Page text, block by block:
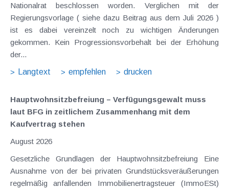
Nationalrat beschlossen worden. Verglichen mit der
Regierungsvorlage ( siehe dazu Beitrag aus dem Juli 2026 )
ist es dabei vereinzelt noch zu wichtigen Änderungen
gekommen. Kein Progressionsvorbehalt bei der Erhöhung
der...
Langtext
empfehlen drucken
Hauptwohnsitz​­befreiung – Verfügungsgewalt muss
laut BFG in zeitlichem Zusammenhang mit dem
Kaufvertrag stehen
August 2026
Gesetzliche Grundlagen der Hauptwohnsitzbefreiung Eine
Ausnahme von der bei privaten Grundstücksveräußerungen
regelmäßig anfallenden Immobilienertragsteuer (ImmoESt)